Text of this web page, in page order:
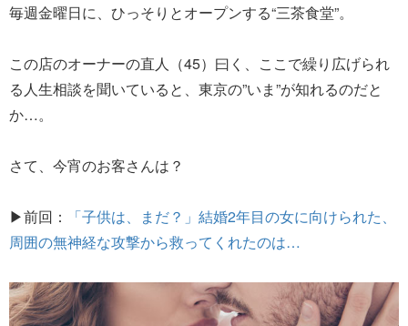
毎週金曜日に、ひっそりとオープンする“三茶食堂”。
この店のオーナーの直人（45）曰く、ここで繰り広げられ
る人生相談を聞いていると、東京の”いま”が知れるのだと
か…。
さて、今宵のお客さんは？
▶前回：
「子供は、まだ？」結婚2年目の女に向けられた、
周囲の無神経な攻撃から救ってくれたのは…